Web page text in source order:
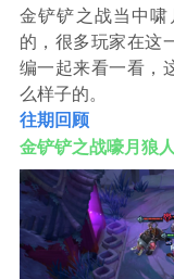
金铲铲之战当中
的，很多玩家在这
编一起来看一看，
么样子的。
往期回顾
金铲铲之战嚎月狼